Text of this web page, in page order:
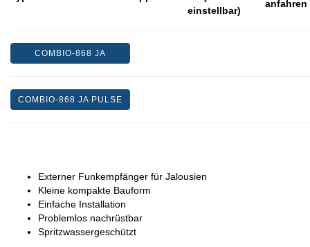
einstellbar)
anfahren
COMBIO-868 JA
COMBIO-868 JA PULSE
Externer Funkempfänger für Jalousien
Kleine kompakte Bauform
Einfache Installation
Problemlos nachrüstbar
Spritzwassergeschützt